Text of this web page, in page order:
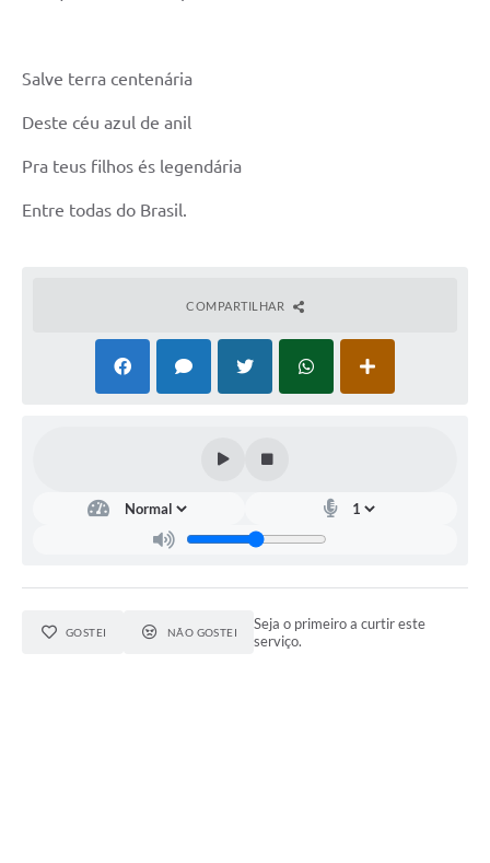
Salve terra centenária
Deste céu azul de anil
Pra teus filhos és legendária
Entre todas do Brasil.
COMPARTILHAR
GOSTEI NÃO GOSTEI
Seja o primeiro a curtir este
serviço.